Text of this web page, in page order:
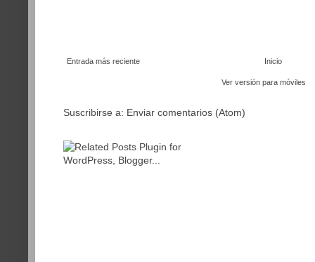
Entrada más reciente Inicio
Ver versión para móviles
Suscribirse a: Enviar comentarios (Atom)